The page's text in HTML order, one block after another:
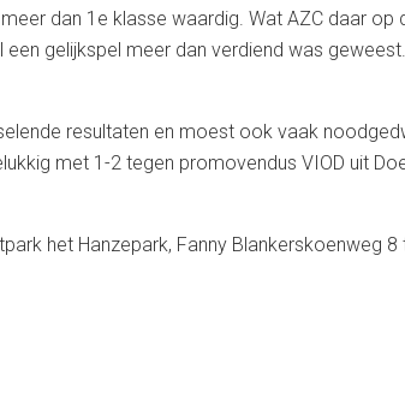
dan 1e klasse waardig. Wat AZC daar
gelijkspel meer dan verdiend was
resultaten en moest ook vaak
met 1-2 tegen promovendus VIOD uit
het Hanzepark, Fanny Blankerskoenweg 8